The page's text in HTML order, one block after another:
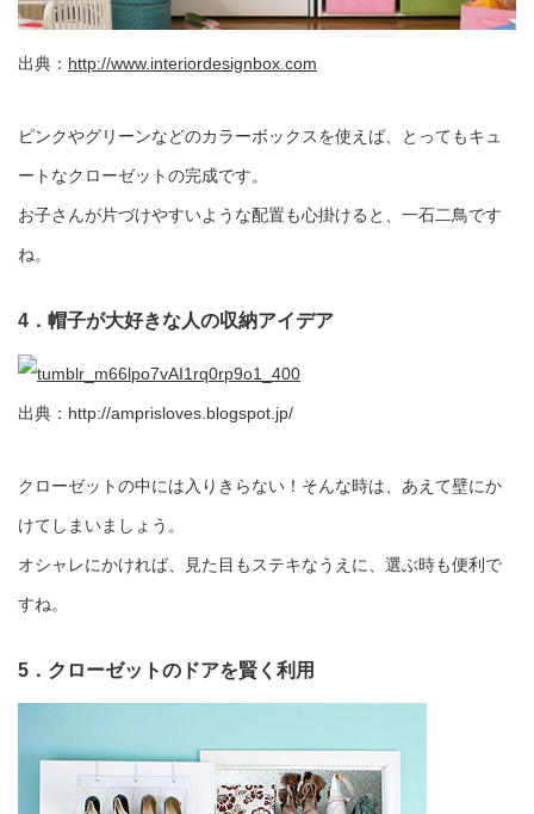
出典： http://www.interiordesignbox.com
ピンクやグリーンなどのカラーボックスを使えば、とってもキュ
ートなクローゼットの完成です。
お子さんが片づけやすいような配置も心掛けると、一石二鳥です
ね。
4．帽子が大好きな人の収納アイデア
出典：http://amprisloves.blogspot.jp/
クローゼットの中には入りきらない！そんな時は、あえて壁にか
けてしまいましょう。
オシャレにかければ、見た目もステキなうえに、選ぶ時も便利で
すね。
5．クローゼットのドアを賢く利用